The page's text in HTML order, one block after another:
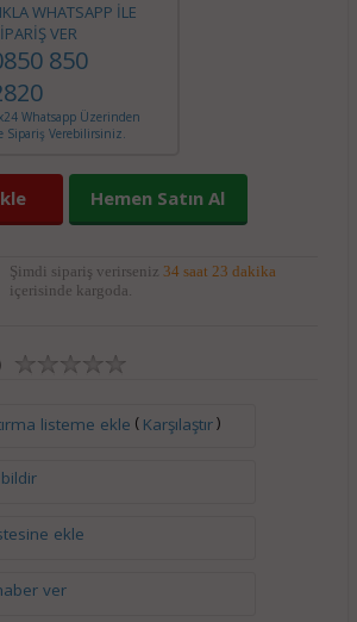
WHATSAPP İLE
VER
850
Whatsapp Üzerinden
Sipariş Verebilirsiniz.
Hemen Satın Al
Şimdi sipariş verirseniz 34 saat 23 dakika
içerisinde kargoda.
listeme ekle ( Karşılaştır)
ekle
ver